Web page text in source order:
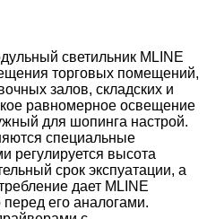
светильник MLINE
торговых помещений,
залов, складских и
равномерное освещение
для шопинга настрой.
специальные
регулируется высота
срок экспуатации, а
дает MLINE
его аналогами.